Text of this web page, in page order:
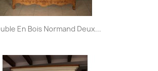
En Bois Normand Deux...